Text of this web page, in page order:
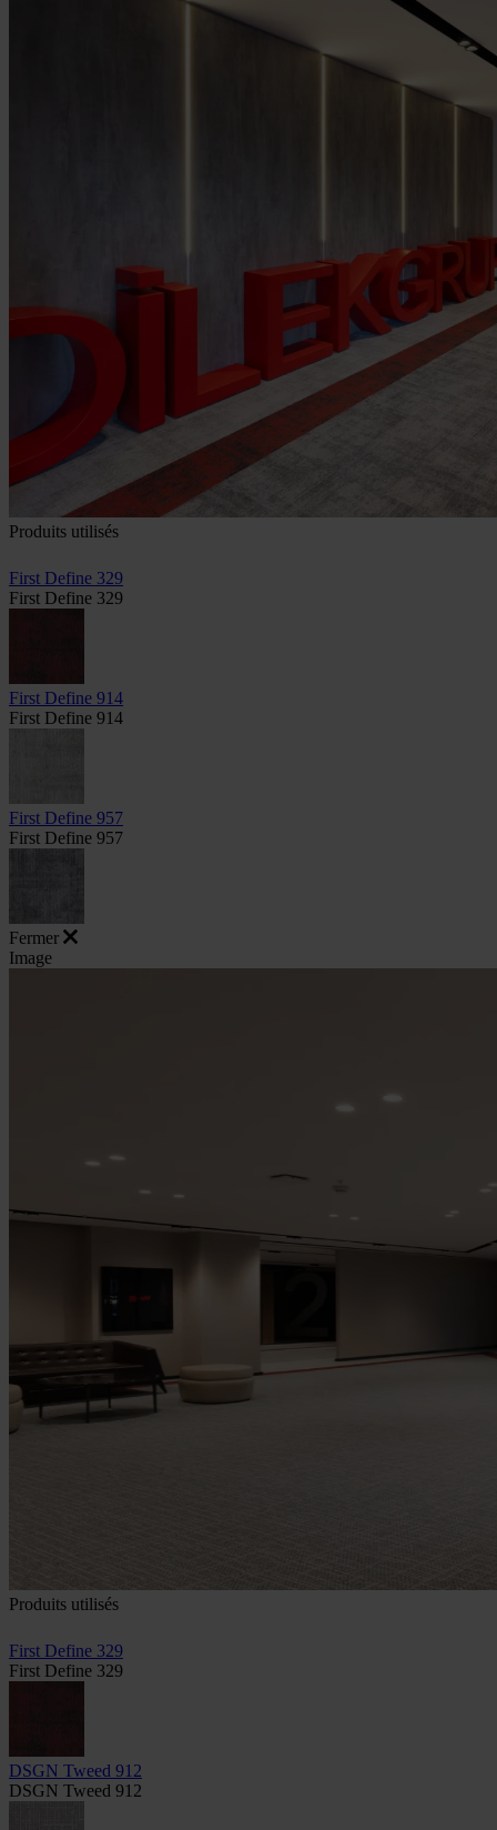
Produits utilisés
First Define 329
First Define 329
First Define 914
First Define 914
First Define 957
First Define 957
Fermer
Image
Produits utilisés
First Define 329
First Define 329
DSGN Tweed 912
DSGN Tweed 912